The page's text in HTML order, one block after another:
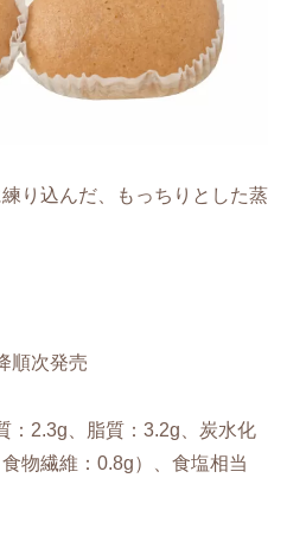
り込んだ、もっちりとした蒸
順次発売
：2.3g、脂質：3.2g、炭水化
物繊維：0.8g）、食塩相当